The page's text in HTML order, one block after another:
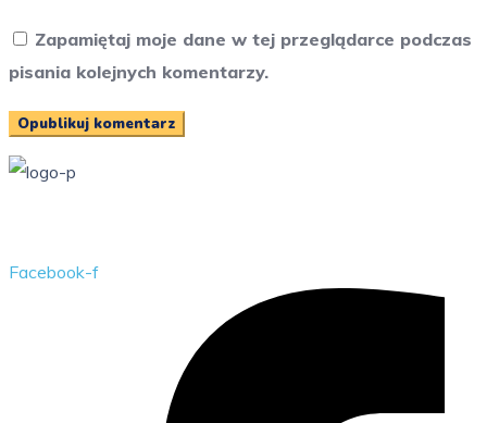
Zapamiętaj moje dane w tej przeglądarce podczas
pisania kolejnych komentarzy.
Facebook-f